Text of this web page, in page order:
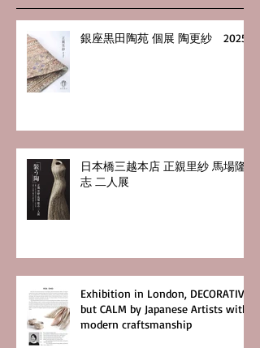
銀座黒田陶苑 個展 陶更紗 2025
日本橋三越本店 正親里紗 馬場隆
志 二人展
Exhibition in London, DECORATIVE
but CALM by Japanese Artists with
modern craftsmanship